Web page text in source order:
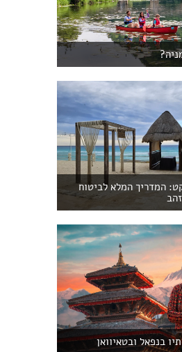
המדריך המלא לביטוח
בנפאל ובטאיוואן